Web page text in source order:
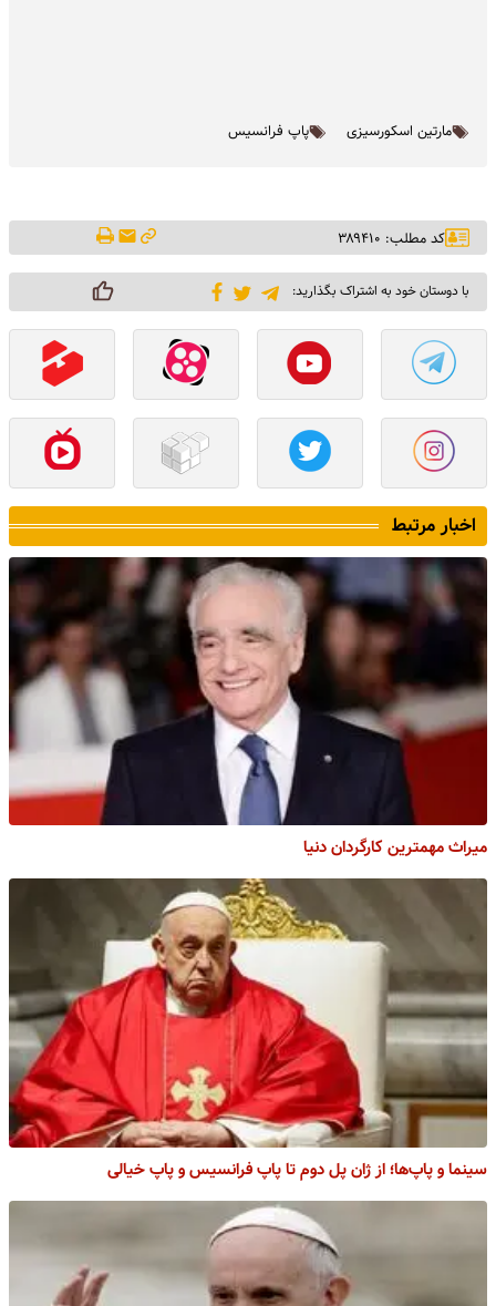
مارتین اسکورسیزی پاپ فرانسیس
کد مطلب: ۳۸۹۴۱۰
با دوستان خود به اشتراک بگذارید:
اخبار مرتبط
میراث مهمترین کارگردان دنیا
سینما و پاپ‌ها؛ از ژان پل دوم تا پاپ فرانسیس و پاپ خیالی